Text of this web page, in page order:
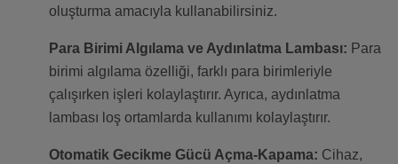
oluşturma amacıyla kullanabilirsiniz.
Para Birimi Algılama ve Aydınlatma Lambası: Para
birimi algılama özelliği, farklı para birimleriyle
çalışırken işleri kolaylaştırır. Ayrıca, aydınlatma
lambası loş ortamlarda kullanımı kolaylaştırır.
Otomatik Gecikme Gücü Açma-Kapama: Cihaz,